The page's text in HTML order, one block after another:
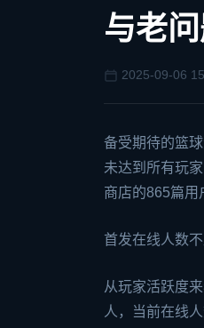
与老
2025-09-06
备受期待的篮
未达到所有玩
商店的865篇用
首发在线人数
从玩家活跃度
人，当前在线